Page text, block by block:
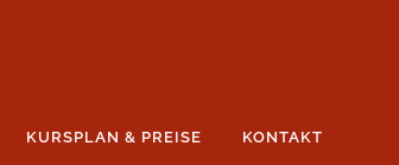
KURSPLAN & PREISE KONTAKT